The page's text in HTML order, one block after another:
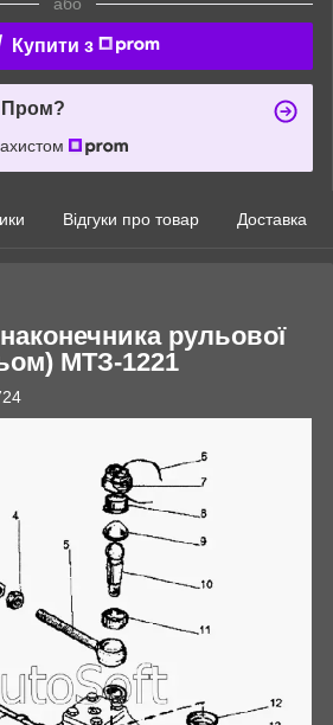
Купити з
Пром?
Відгуки про товар Доставка
рульової
МТЗ-1221